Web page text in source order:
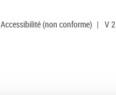
Accessibilité (non conforme) | V